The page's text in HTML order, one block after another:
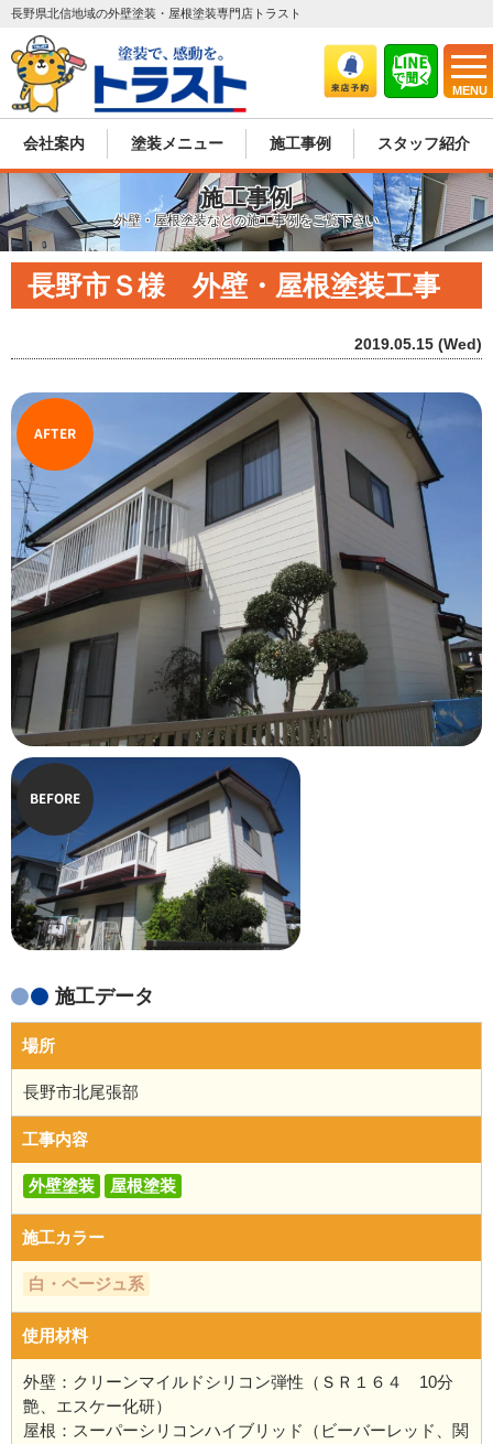
MENU
長野県北信地域の外壁塗装・屋根塗装専門店トラスト
会社案内 塗装メニュー 施工事例 スタッフ紹介
施工事例
外壁・屋根塗装などの施工事例をご覧下さい
長野市Ｓ様 外壁・屋根塗装工事
2019.05.15 (Wed)
AFTER
BEFORE
施工データ
場所
長野市北尾張部
工事内容
外壁塗装 屋根塗装
施工カラー
白・ベージュ系
使用材料
外壁：クリーンマイルドシリコン弾性（ＳＲ１６４ 10分
艶、エスケー化研）
屋根：スーパーシリコンハイブリッド（ビーバーレッド、関